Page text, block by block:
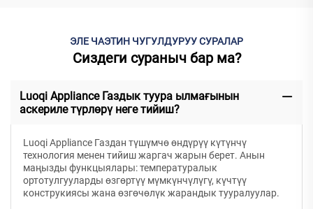
ЭЛЕ ЧАЭТИН ЧУГУЛДУРУУ СУРАЛАР
Сиздеги сураныч бар ма?
Luoqi Appliance Газдык туура ылмағынын
аскериле түрлөрү неге тийиш?
Luoqi Appliance Газдан түшүмчө өндүрүү күтүнчү
технология менен тийиш жаргач жарын берет. Анын
маңызды функцыялары: температуралык
ортотулгууларды өзгөртүү мүмкүнчүлүгү, күчтүү
конструкиясы жана өзгөчөлүк жарандык тууралуулар.